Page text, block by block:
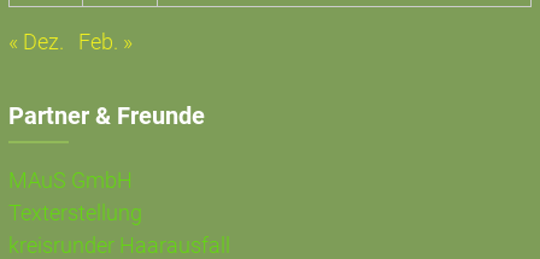
« Dez. Feb. »
Partner & Freunde
MAuS GmbH
Texterstellung
kreisrunder Haarausfall